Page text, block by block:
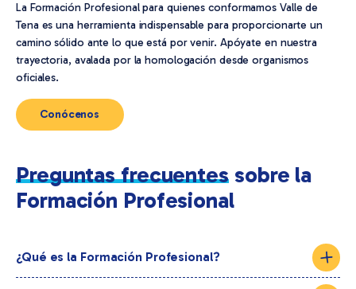
La Formación Profesional para quienes conformamos Valle de
Tena es una herramienta indispensable para proporcionarte un
camino sólido ante lo que está por venir. Apóyate en nuestra
trayectoria, avalada por la homologación desde organismos
oficiales.
Conócenos
Preguntas frecuentes sobre la
Formación Profesional
¿Qué es la Formación Profesional?